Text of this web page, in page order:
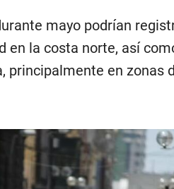
mayo podrían
en la costa norte, así
principalmente en zonas